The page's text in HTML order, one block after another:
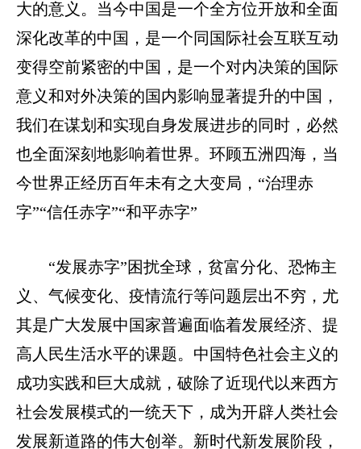
大的意义。当今中国是一个全方位开放和全面
深化改革的中国，是一个同国际社会互联互动
变得空前紧密的中国，是一个对内决策的国际
意义和对外决策的国内影响显著提升的中国，
我们在谋划和实现自身发展进步的同时，必然
也全面深刻地影响着世界。环顾五洲四海，当
今世界正经历百年未有之大变局，“治理赤
字”“信任赤字”“和平赤字”
“发展赤字”困扰全球，贫富分化、恐怖主
义、气候变化、疫情流行等问题层出不穷，尤
其是广大发展中国家普遍面临着发展经济、提
高人民生活水平的课题。中国特色社会主义的
成功实践和巨大成就，破除了近现代以来西方
社会发展模式的一统天下，成为开辟人类社会
发展新道路的伟大创举。新时代新发展阶段，